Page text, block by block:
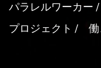
パラレルワーカー
プロジェクト